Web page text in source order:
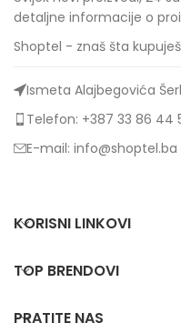
detaljne informacije o
Shoptel - znaš šta
Ismeta Alajbegovića
Telefon: +387 33 86 44
E-mail: info@shoptel.ba
KORISNI LINKOVI
TOP BRENDOVI
PRATITE NAS